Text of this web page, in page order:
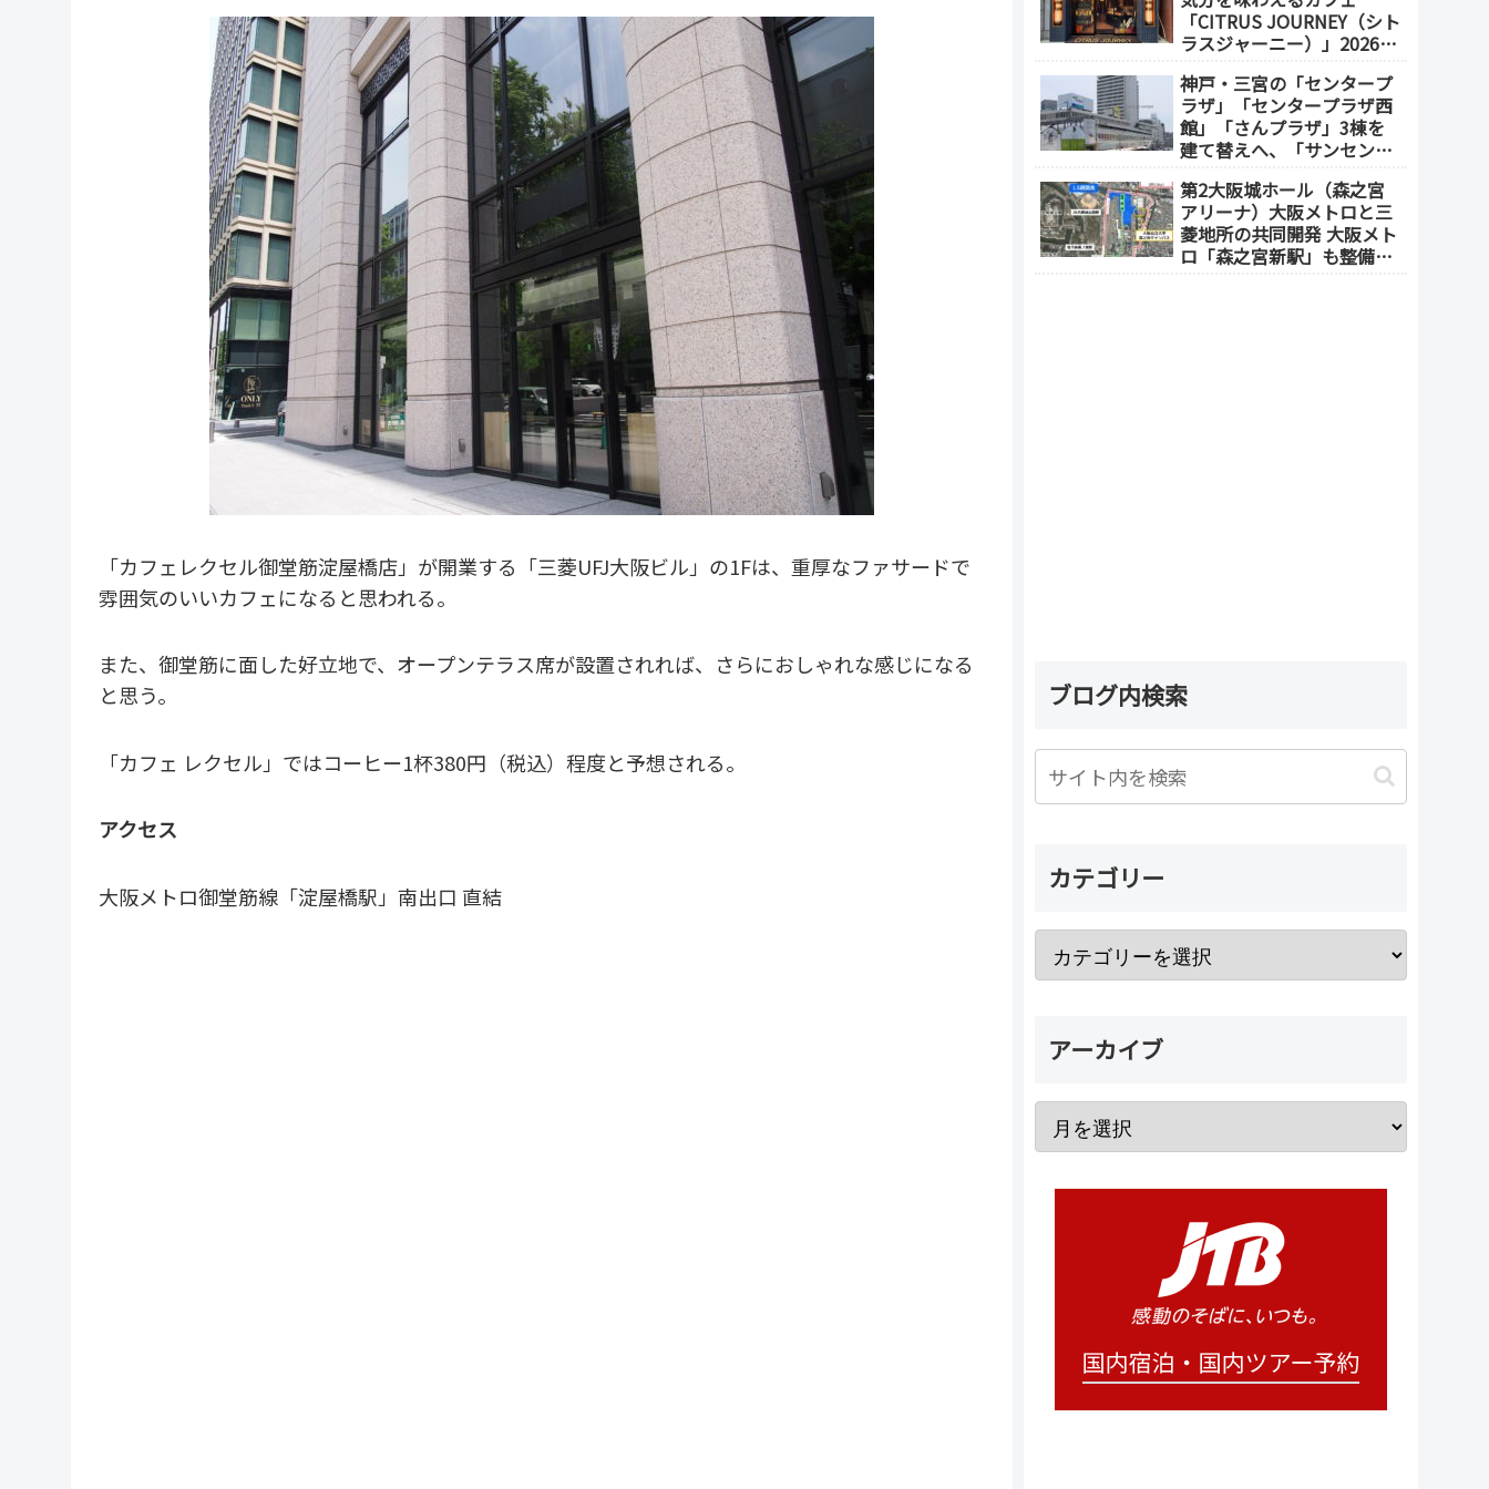
「カフェレクセル御堂筋淀屋橋店」が開業する「三菱UFJ大阪ビル」の1Fは、重厚なファサードで
雰囲気のいいカフェになると思われる。
また、御堂筋に面した好立地で、オープンテラス席が設置されれば、さらにおしゃれな感じになる
と思う。
「カフェ レクセル」ではコーヒー1杯380円（税込）程度と予想される。
アクセス
大阪メトロ御堂筋線「淀屋橋駅」南出口 直結
「CITRUS JOURNEY（シト
ラスジャーニー）」2026年
メトロ「本町駅」徒歩1
分）
神戸・三宮の「センタープ
ラザ」「センタープラザ西
館」「さんプラザ」3棟を
建て替えへ、「サンセンタ
会」が2026年7月発足
第2大阪城ホール（森之宮
アリーナ）大阪メトロと三
菱地所の共同開発 大阪メト
ロ「森之宮新駅」も整備へ
ブログ内検索
カテゴリー
アーカイブ